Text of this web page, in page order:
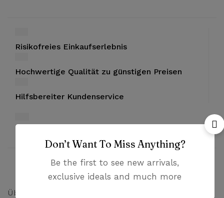
Risikofreies Einkaufserlebnis
Hochwertige Qualität zu günstigen Preisen
Hilfsbereiter Kundenservice
Über uns
Don’t Want To Miss Anything?
Be the first to see new arrivals,
exclusive ideals and much more